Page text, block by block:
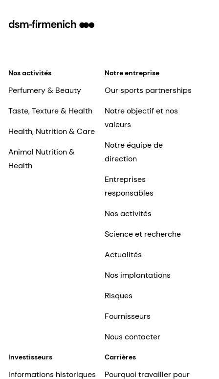
Nos activités
Perfumery & Beauty
Taste, Texture & Health
Health, Nutrition & Care
Animal Nutrition &
Health
Notre entreprise
Our sports partnerships
Notre objectif et nos
valeurs
Notre équipe de
direction
Entreprises
responsables
Nos activités
Science et recherche
Actualités
Nos implantations
Risques
Fournisseurs
Nous contacter
Investisseurs
Informations historiques
Carrières
Pourquoi travailler pour